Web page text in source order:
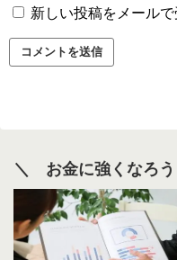
新しい投稿をメールで
＼ お金に強くなろ